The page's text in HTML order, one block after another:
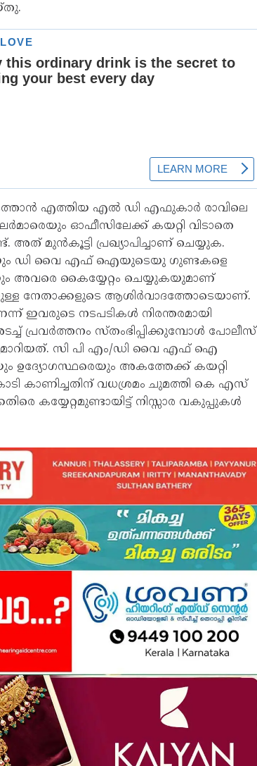
എത്തിയ എല്‍ ഡി എഫുകാര്‍ രാവിലെ
ഓഫീസിലേക്ക് കയറ്റി വിടാതെ
മുന്‍കൂട്ടി പ്രഖ്യാപിച്ചാണ് ചെയ്യുക.
ഡി വൈ എഫ് ഐയുടെയു ഗുണ്ടകളെ
അവരെ കൈയ്യേറ്റം ചെയ്യുകയുമാണ്
നേതാക്കളുടെ ആശിര്‍വാദത്തോടെയാണ്.
ഇവരുടെ നടപടികള്‍ നിരന്തരമായി
പ്രവര്‍ത്തനം സ്തംഭിപ്പിക്കുമ്പോള്‍ പോലീസ്
സി പി എം/ഡി വൈ എഫ് ഐ
ഉദ്യോഗസ്ഥരെയും അകത്തേക്ക് കയറ്റി
കാണിച്ചതിന് വധശ്രമം ചുമത്തി കെ എസ്
കയ്യേറ്റമുണ്ടായിട്ട് നിസ്സാര വകുപ്പുകള്‍